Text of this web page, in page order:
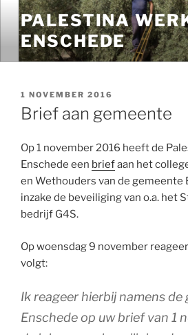
naar
inhoud
PALESTINA
ENSCHEDE
GEPLAATST
OP
1 NOVEMBER 2016
Brief aan gemeente
Op 1 november 2016 heeft de
Enschede een briefaan het
en Wethouders van de gemeente
inzake de beveiliging van o.a. het
bedrijf G4S.
Op woensdag 9 november
volgt:
Ik reageer hierbij namens de
Enschede op uw brief van 1